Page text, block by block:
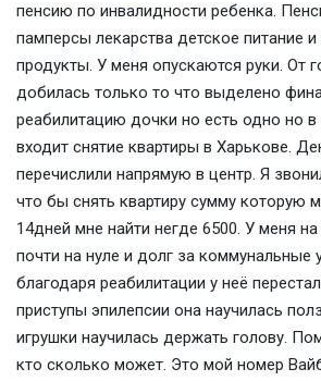
пенсию по инвалидности ребенка.
памперсы лекарства детское питание и
продукты. У меня опускаются руки. От
добилась только то что выделено
реабилитацию дочки но есть одно но в
входит снятие квартиры в Харькове.
перечислили напрямую в центр. Я
что бы снять квартиру сумму которую
14дней мне найти негде 6500. У меня
почти на нуле и долг за коммунальные
благодаря реабилитации у неё
приступы эпилепсии она научилась
игрушки научилась держать голову.
кто сколько может. Это мой номер